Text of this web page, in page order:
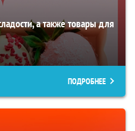
а также товары для
ПОДРОБНЕЕ